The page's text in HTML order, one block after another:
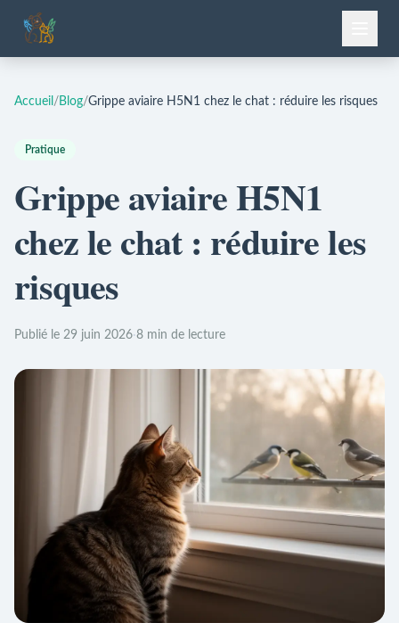
Accueil / Blog/Grippe aviaire H5N1 chez le chat : réduire les risques
Pratique
Grippe aviaire H5N1
chez le chat : réduire les
risques
Publié le 29 juin 2026·8 min de lecture